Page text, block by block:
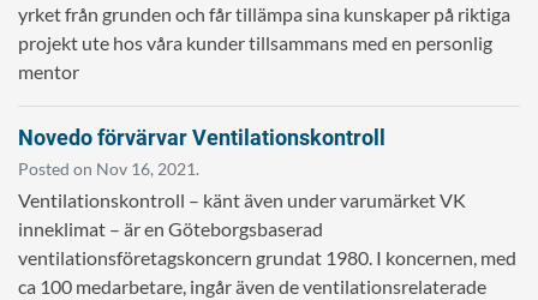
yrket från grunden och får tillämpa sina kunskaper på riktiga
projekt ute hos våra kunder tillsammans med en personlig
mentor
Novedo förvärvar Ventilationskontroll
Posted on Nov 16, 2021.
Ventilationskontroll – känt även under varumärket VK
inneklimat – är en Göteborgsbaserad
ventilationsföretagskoncern grundat 1980. I koncernen, med
ca 100 medarbetare, ingår även de ventilationsrelaterade